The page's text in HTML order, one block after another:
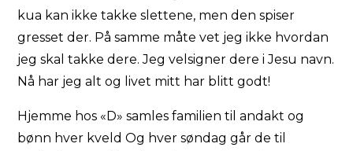
kua kan ikke takke slettene, men den spiser
gresset der. På samme måte vet jeg ikke hvordan
jeg skal takke dere. Jeg velsigner dere i Jesu navn.
Nå har jeg alt og livet mitt har blitt godt!
Hjemme hos «D» samles familien til andakt og
bønn hver kveld Og hver søndag går de til